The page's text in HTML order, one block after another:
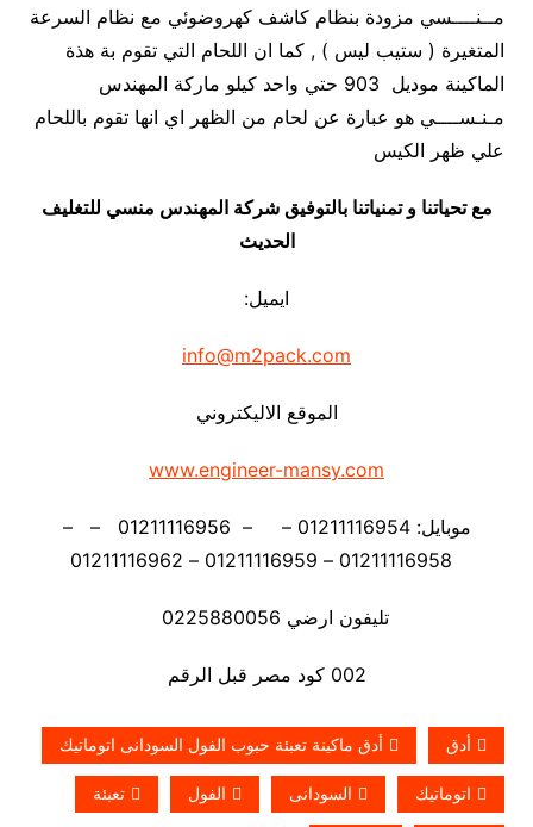
مــنــــسي مزودة بنظام كاشف كهروضوئي مع نظام السرعة
المتغيرة ( ستيب ليس ) , كما ان اللحام التي تقوم بة هذة
الماكينة موديل 903 حتي واحد كيلو ماركة المهندس
مـنـســــي هو عبارة عن لحام من الظهر اي انها تقوم باللحام
علي ظهر الكيس
مع تحياتنا و تمنياتنا بالتوفيق شركة المهندس منسي للتغليف
الحديث
ايميل:
info@m2pack.com
الموقع الاليكتروني
www.engineer-mansy.com
موبايل: 01211116954 – – 01211116956 – –
تليفون ارضي 0225880056
002 كود مصر قبل الرقم
أدق أدق ماكينة تعبئة حبوب الفول السودانى اتوماتيك
اتوماتيك السودانى الفول تعبئة